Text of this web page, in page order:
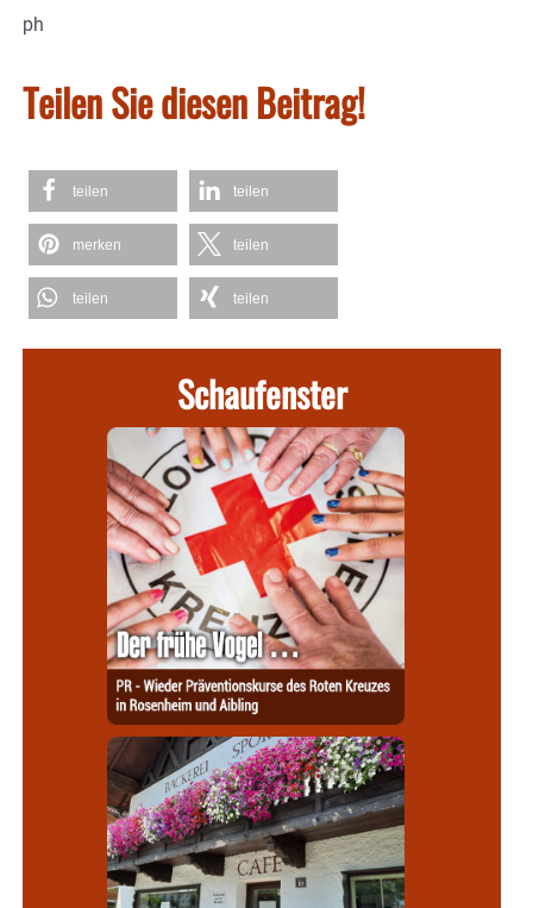
ph
Teilen Sie diesen Beitrag!
teilen teilen
merken teilen
teilen teilen
Schaufenster